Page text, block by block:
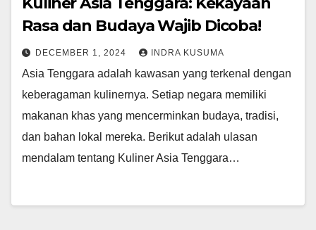
Rasa dan Budaya Wajib Dicoba!
DECEMBER 1, 2024 INDRA KUSUMA
Asia Tenggara adalah kawasan yang terkenal dengan
keberagaman kulinernya. Setiap negara memiliki
makanan khas yang mencerminkan budaya, tradisi,
dan bahan lokal mereka. Berikut adalah ulasan
mendalam tentang Kuliner Asia Tenggara…